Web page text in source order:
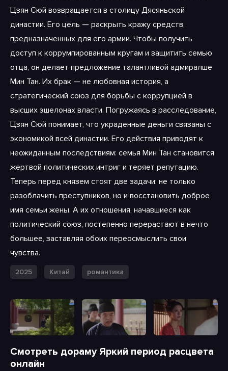
Цзян Сюй возвращается в столицу Дясяньской
династии. Его цель — раскрыть кражу средств,
предназначенных для его армии. Чтобы получить
доступ к коррумпированным кругам и защитить семью
отца, он делает предложение талантливой адмиралше
Мин Тан. Их брак — не любовная история, а
стратегический союз для борьбы с коррупцией в
высших эшелонах власти. Погружаясь в расследование,
Цзян Сюй понимает, что украденные деньги связаны с
экономикой всей династии. Его действия приводят к
неожиданным последствиям: семья Мин Тан становится
жертвой политических интриг и теряет репутацию.
Теперь перед князем стоят две задачи: не только
разоблачить преступников, но и восстановить доброе
имя семьи жены. А их отношения, начавшиеся как
политический союз, постепенно перерастают в нечто
большее, заставляя обоих переосмыслить свои
чувства.
2025 Китай романтика
Смотреть дораму Яркий период расцвета
онлайн